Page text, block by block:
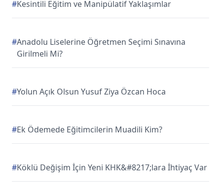
#Kesintili Eğitim ve Manipülatif Yaklaşımlar
#Anadolu Liselerine Öğretmen Seçimi Sınavına
Girilmeli Mi?
#Yolun Açık Olsun Yusuf Ziya Özcan Hoca
#Ek Ödemede Eğitimcilerin Muadili Kim?
#Köklü Değişim İçin Yeni KHK&#8217;lara İhtiyaç Var